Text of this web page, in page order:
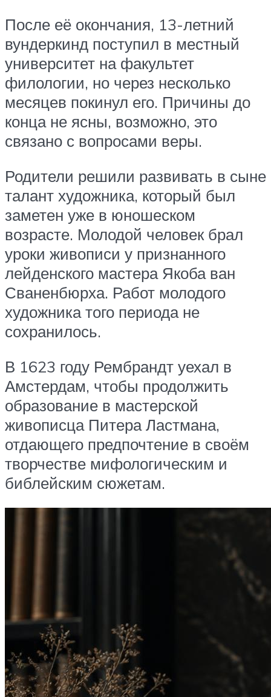
После её окончания, 13-летний
вундеркинд поступил в местный
университет на факультет
филологии, но через несколько
месяцев покинул его. Причины до
конца не ясны, возможно, это
связано с вопросами веры.
Родители решили развивать в сыне
талант художника, который был
заметен уже в юношеском
возрасте. Молодой человек брал
уроки живописи у признанного
лейденского мастера Якоба ван
Сваненбюрха. Работ молодого
художника того периода не
сохранилось.
В 1623 году Рембрандт уехал в
Амстердам, чтобы продолжить
образование в мастерской
живописца Питера Ластмана,
отдающего предпочтение в своём
творчестве мифологическим и
библейским сюжетам.